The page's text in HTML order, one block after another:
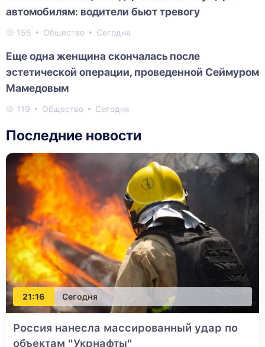
автомобилям: водители бьют тревогу
155 Общество Сегодня
Еще одна женщина скончалась после
эстетической операции, проведенной Сеймуром
Мамедовым
119 Общество Сегодня
Последние новости
21:16 Сегодня
Россия нанесла массированный удар по
объектам "Укрнафты"